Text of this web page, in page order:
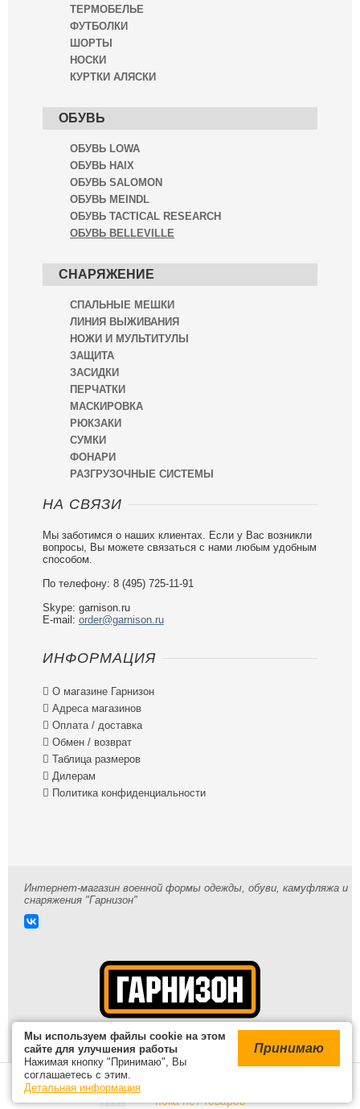
пока нет товаров
ТЕРМОБЕЛЬЕ
ФУТБОЛКИ
ШОРТЫ
НОСКИ
КУРТКИ АЛЯСКИ
ОБУВЬ
ОБУВЬ LOWA
ОБУВЬ HAIX
ОБУВЬ SALOMON
ОБУВЬ MEINDL
ОБУВЬ TACTICAL RESEARCH
ОБУВЬ BELLEVILLE
СНАРЯЖЕНИЕ
СПАЛЬНЫЕ МЕШКИ
ЛИНИЯ ВЫЖИВАНИЯ
НОЖИ И МУЛЬТИТУЛЫ
ЗАЩИТА
ЗАСИДКИ
ПЕРЧАТКИ
МАСКИРОВКА
РЮКЗАКИ
СУМКИ
ФОНАРИ
РАЗГРУЗОЧНЫЕ СИСТЕМЫ
НА СВЯЗИ
Мы заботимся о наших клиентах. Если у Вас возникли
вопросы, Вы можете связаться с нами любым удобным
способом.
По телефону: 8 (495) 725-11-91
Skype: garnison.ru
E-mail: order@garnison.ru
ИНФОРМАЦИЯ
 О магазине Гарнизон
 Адреса магазинов
 Оплата / доставка
 Обмен / возврат
 Таблица размеров
 Дилерам
 Политика конфиденциальности
Интернет-магазин военной формы одежды, обуви, камуфляжа и
снаряжения "Гарнизон"
Мы используем файлы cookie на этом
сайте для улучшения работы
Нажимая кнопку "Принимаю", Вы
соглашаетесь с этим.
Детальная информация
Принимаю